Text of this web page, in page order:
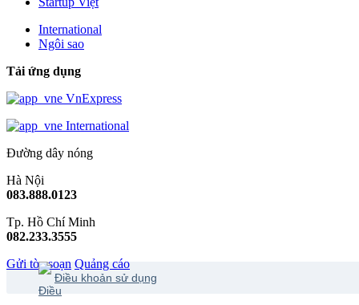
International
Ngôi sao
Tải ứng dụng
VnExpress
International
Đường dây nóng
Hà Nội
083.888.0123
Tp. Hồ Chí Minh
082.233.3555
Gửi tòa soạn Quảng cáo
Điều khoản sử dụng